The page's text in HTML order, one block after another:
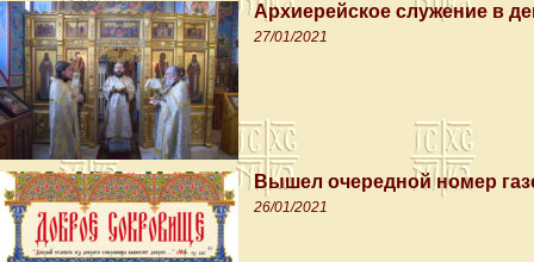
Архиерейское служение в
27/01/2021
Вышел очередной номер
26/01/2021